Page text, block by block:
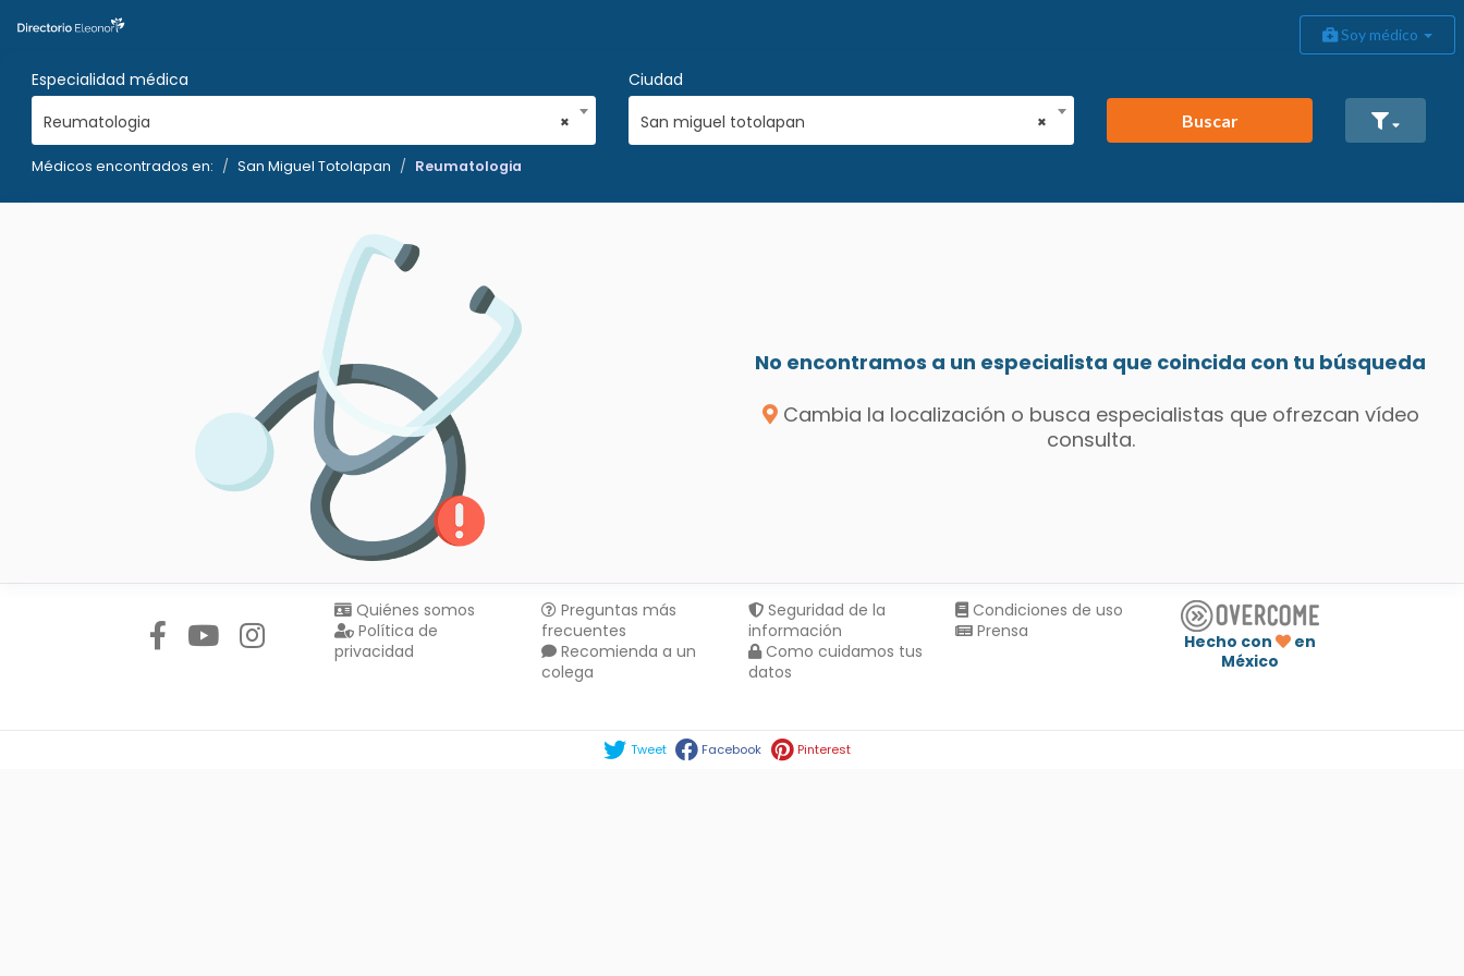
Soy médico
Especialidad médica
×
Reumatologia
Ciudad
×
San miguel totolapan Buscar
Médicos encontrados en: San Miguel Totolapan Reumatologia
No encontramos a un especialista que coincida con tu búsqueda
Cambia la localización o busca especialistas que ofrezcan vídeo
consulta.
Quiénes somos
Política de
privacidad
Preguntas más
frecuentes
Recomienda a un
colega
Seguridad de la
información
Como cuidamos tus
datos
Condiciones de uso
Prensa
Hecho con
en
México
Tweet Facebook Pinterest